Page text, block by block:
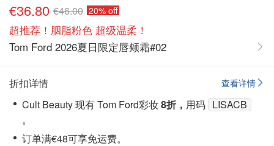
€36.80 €46.00 20% off
超推荐！胭脂粉色 超级温柔！
Tom Ford 2026夏日限定唇颊霜#02
查看详情
折扣详情
Cult Beauty 现有 Tom Ford彩妆8折， 用码 LISACB
。
订单满€48可享免运费。